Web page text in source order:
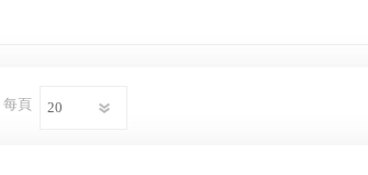
巴慕斯
每頁